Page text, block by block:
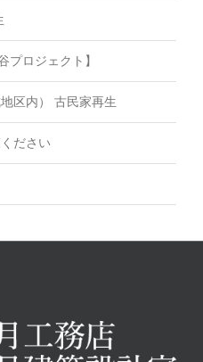
プロジェクト】
区内） 古民家再生
ださい